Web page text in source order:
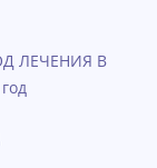
ЛЕЧЕНИЯ В